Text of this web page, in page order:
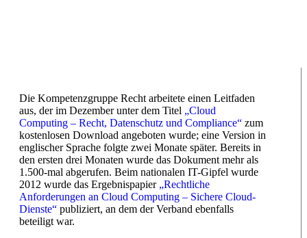
Die Kompetenzgruppe Recht arbeitete einen Leitfaden
aus, der im Dezember unter dem Titel „Cloud
Computing – Recht, Datenschutz und Compliance“ zum
kostenlosen Download angeboten wurde; eine Version in
englischer Sprache folgte zwei Monate später. Bereits in
den ersten drei Monaten wurde das Dokument mehr als
1.500-mal abgerufen. Beim nationalen IT-Gipfel wurde
2012 wurde das Ergebnispapier „Rechtliche
Anforderungen an Cloud Computing – Sichere Cloud-
Dienste“ publiziert, an dem der Verband ebenfalls
beteiligt war.